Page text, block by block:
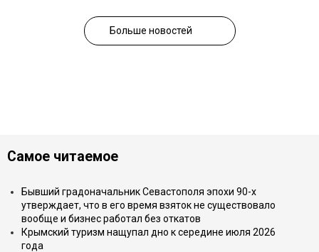
Больше новостей
Самое читаемое
Бывший градоначальник Севастополя эпохи 90-х
утверждает, что в его время взяток не существовало
вообще и бизнес работал без откатов
Крымский туризм нащупал дно к середине июля 2026
года